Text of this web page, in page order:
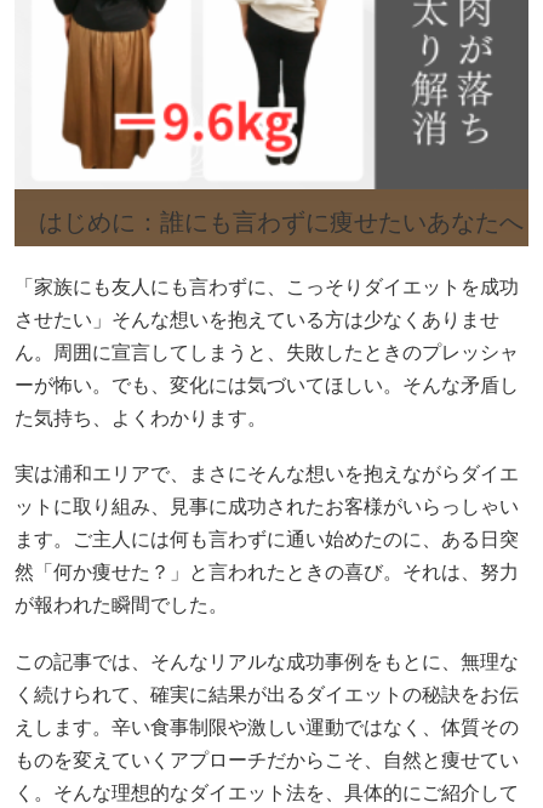
はじめに：誰にも言わずに痩せたいあなたへ
「家族にも友人にも言わずに、こっそりダイエットを成功
させたい」そんな想いを抱えている方は少なくありませ
ん。周囲に宣言してしまうと、失敗したときのプレッシャ
ーが怖い。でも、変化には気づいてほしい。そんな矛盾し
た気持ち、よくわかります。
実は浦和エリアで、まさにそんな想いを抱えながらダイエ
ットに取り組み、見事に成功されたお客様がいらっしゃい
ます。ご主人には何も言わずに通い始めたのに、ある日突
然「何か痩せた？」と言われたときの喜び。それは、努力
が報われた瞬間でした。
この記事では、そんなリアルな成功事例をもとに、無理な
く続けられて、確実に結果が出るダイエットの秘訣をお伝
えします。辛い食事制限や激しい運動ではなく、体質その
ものを変えていくアプローチだからこそ、自然と痩せてい
く。そんな理想的なダイエット法を、具体的にご紹介して